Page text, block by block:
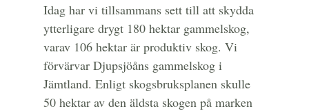
Idag har vi tillsammans sett till att skydda
ytterligare drygt 180 hektar gammelskog,
varav 106 hektar är produktiv skog. Vi
förvärvar Djupsjöåns gammelskog i
Jämtland. Enligt skogsbruksplanen skulle
50 hektar av den äldsta skogen på marken